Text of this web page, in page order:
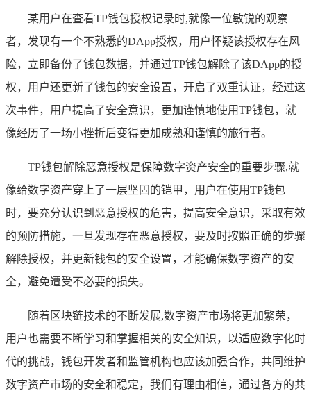
某用户在查看TP钱包授权记录时,就像一位敏锐的观察
者，发现有一个不熟悉的DApp授权，用户怀疑该授权存在风
险，立即备份了钱包数据，并通过TP钱包解除了该DApp的授
权，用户还更新了钱包的安全设置，开启了双重认证，经过这
次事件，用户提高了安全意识，更加谨慎地使用TP钱包，就
像经历了一场小挫折后变得更加成熟和谨慎的旅行者。
TP钱包解除恶意授权是保障数字资产安全的重要步骤,就
像给数字资产穿上了一层坚固的铠甲，用户在使用TP钱包
时，要充分认识到恶意授权的危害，提高安全意识，采取有效
的预防措施，一旦发现存在恶意授权，要及时按照正确的步骤
解除授权，并更新钱包的安全设置，才能确保数字资产的安
全，避免遭受不必要的损失。
随着区块链技术的不断发展,数字资产市场将更加繁荣，
用户也需要不断学习和掌握相关的安全知识，以适应数字化时
代的挑战，钱包开发者和监管机构也应该加强合作，共同维护
数字资产市场的安全和稳定，我们有理由相信，通过各方的共